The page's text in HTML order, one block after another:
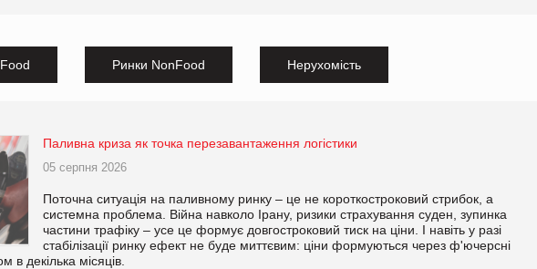
Ринки NonFood Нерухомість
Паливна криза як точка перезавантаження логістики
05 серпня 2026
Поточна ситуація на паливному ринку – це не короткостроковий стрибок, а
системна проблема. Війна навколо Ірану, ризики страхування суден, зупинка
частини трафіку – усе це формує довгостроковий тиск на ціни. І навіть у разі
стабілізації ринку ефект не буде миттєвим: ціни формуються через ф'ючерсні
в декілька місяців.